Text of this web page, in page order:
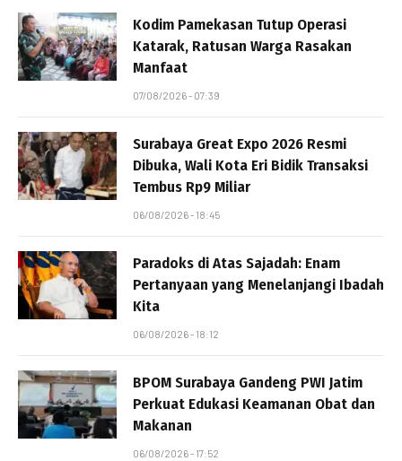
Kodim Pamekasan Tutup Operasi
Katarak, Ratusan Warga Rasakan
Manfaat
07/08/2026 - 07:39
Surabaya Great Expo 2026 Resmi
Dibuka, Wali Kota Eri Bidik Transaksi
Tembus Rp9 Miliar
06/08/2026 - 18:45
Paradoks di Atas Sajadah: Enam
Pertanyaan yang Menelanjangi Ibadah
Kita
06/08/2026 - 18:12
BPOM Surabaya Gandeng PWI Jatim
Perkuat Edukasi Keamanan Obat dan
Makanan
06/08/2026 - 17:52